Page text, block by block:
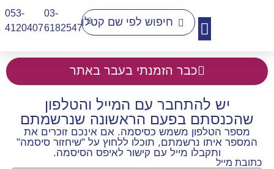
03-
6182547
053-
4120407​
כבר הזמנתי בעבר באתר
יש להתחבר עם המייל והטלפון
שהכנסתם בפעם הראשונה שנרשמתם
מספר הטלפון משמש כסיסמה. אם אינכם זוכרים את
המספר איתו נרשמתם, תוכלו ללחוץ על "שיחזור סיסמה"
ותקבלו מייל עם קישור לאיפס הסיסמה.
כתובת מייל